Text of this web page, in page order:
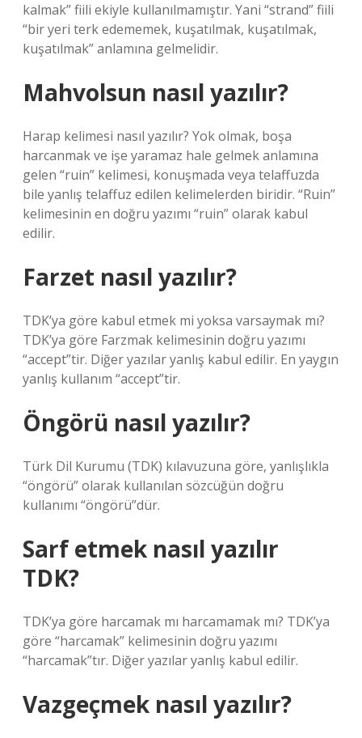
kalmak” fiili ekiyle kullanılmamıştır. Yani “strand” fiili
“bir yeri terk edememek, kuşatılmak, kuşatılmak,
kuşatılmak” anlamına gelmelidir.
Mahvolsun nasıl yazılır?
Harap kelimesi nasıl yazılır? Yok olmak, boşa
harcanmak ve işe yaramaz hale gelmek anlamına
gelen “ruin” kelimesi, konuşmada veya telaffuzda
bile yanlış telaffuz edilen kelimelerden biridir. “Ruin”
kelimesinin en doğru yazımı “ruin” olarak kabul
edilir.
Farzet nasıl yazılır?
TDK’ya göre kabul etmek mi yoksa varsaymak mı?
TDK’ya göre Farzmak kelimesinin doğru yazımı
“accept”tir. Diğer yazılar yanlış kabul edilir. En yaygın
yanlış kullanım “accept”tir.
Öngörü nasıl yazılır?
Türk Dil Kurumu (TDK) kılavuzuna göre, yanlışlıkla
“öngörü” olarak kullanılan sözcüğün doğru
kullanımı “öngörü”dür.
Sarf etmek nasıl yazılır
TDK?
TDK’ya göre harcamak mı harcamamak mı? TDK’ya
göre “harcamak” kelimesinin doğru yazımı
“harcamak”tır. Diğer yazılar yanlış kabul edilir.
Vazgeçmek nasıl yazılır?